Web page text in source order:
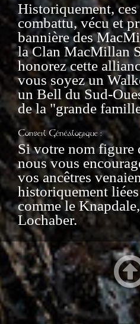
Historiquement,
combattu, vécu et
bannière des
la Clan MacMillan
honorez cette
vous soyez un
un Bell du Sud-
de la "grande
Conseil Généalogique :
Si votre nom figure
nous vous
vos ancêtres
historiquement
comme le
Lochaber.